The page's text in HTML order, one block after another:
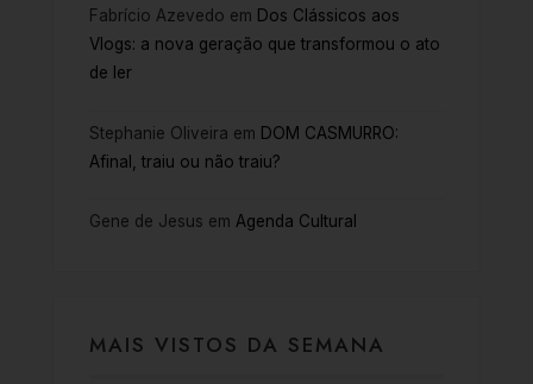
Fabrício Azevedo em Dos Clássicos aos
Vlogs: a nova geração que transformou o ato
de ler
Stephanie Oliveira em DOM CASMURRO:
Afinal, traiu ou não traiu?
Gene de Jesus em Agenda Cultural
MAIS VISTOS DA SEMANA